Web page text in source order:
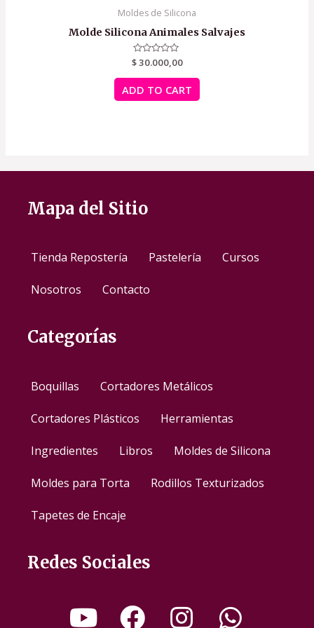
Moldes de Silicona
Molde Silicona Animales Salvajes
Rated
0
out
of
5
$30.000,00
ADD TO CART
Mapa del Sitio
Tienda Repostería Pastelería Cursos
Nosotros Contacto
Categorías
Boquillas Cortadores Metálicos
Cortadores Plásticos Herramientas
Ingredientes Libros Moldes de Silicona
Moldes para Torta Rodillos Texturizados
Tapetes de Encaje
Redes Sociales